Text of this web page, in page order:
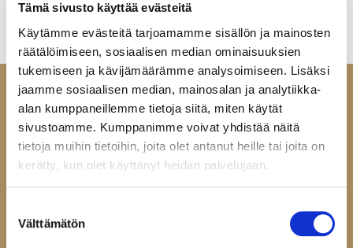
Tämä sivusto käyttää evästeitä
Käytämme evästeitä tarjoamamme sisällön ja mainosten
räätälöimiseen, sosiaalisen median ominaisuuksien
tukemiseen ja kävijämäärämme analysoimiseen. Lisäksi
jaamme sosiaalisen median, mainosalan ja analytiikka-
alan kumppaneillemme tietoja siitä, miten käytät
sivustoamme. Kumppanimme voivat yhdistää näitä
tietoja muihin tietoihin, joita olet antanut heille tai joita on
kerätty, kun olet käyttänyt heidän palvelujaan.
valinta
Välttämätön
Ota yhteyttä
60100 Seinäjoki